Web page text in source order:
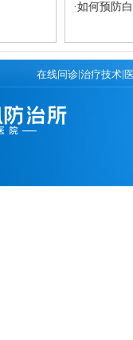
·如何预防
在线问诊|治疗技术|